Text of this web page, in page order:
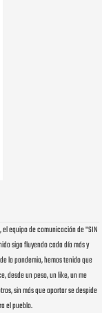
el equipo de comunicación de "SIN
siga fluyendo cada día más y
la pandemia, hemos tenido que
desde un peso, un like, un me
sin más que aportar se despide
el pueblo.